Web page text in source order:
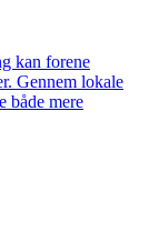
kan forene
Gennem lokale
både mere